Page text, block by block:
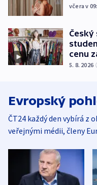
včera v
Český
cenu
5. 8. 2026
Evropský
ČT24 každý den vybírá z
veřejnými médii, členy